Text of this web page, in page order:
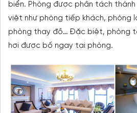
biển. Phòng được phân tách
việt như phòng tiếp khách, phòng
phòng thay đồ… Đặc biệt, phòng
hơi được bố ngay tại phòng.